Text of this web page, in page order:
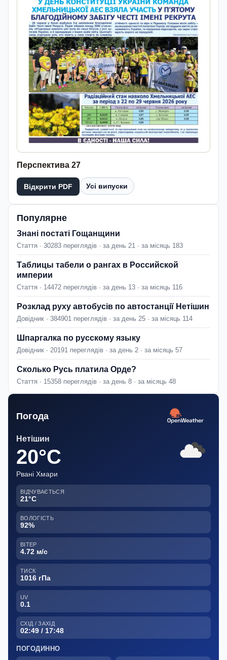
Перспектива 27
Відкрити PDF Усі випуски
Популярне
Знані постаті Гощанщини
Стаття · 30283 переглядів · за день 21 · за місяць 183
Таблицы табели о рангах в Российской
империи
Стаття · 14472 переглядів · за день 13 · за місяць 116
Розклад руху автобусів по автостанції Нетішин
Довідник · 384901 переглядів · за день 25 · за місяць 114
Шпаргалка по русскому языку
Довідник · 20191 переглядів · за день 2 · за місяць 57
Сколько Русь платила Орде?
Стаття · 15358 переглядів · за день 8 · за місяць 48
Погода
Нетішин
20°C
Рвані Хмари
ВІДЧУВАЄТЬСЯ
21°C
ВОЛОГІСТЬ
92%
ВІТЕР
4.72 м/с
ТИСК
1016 гПа
UV
0.1
СХІД / ЗАХІД
02:49 / 17:48
ПОГОДИННО